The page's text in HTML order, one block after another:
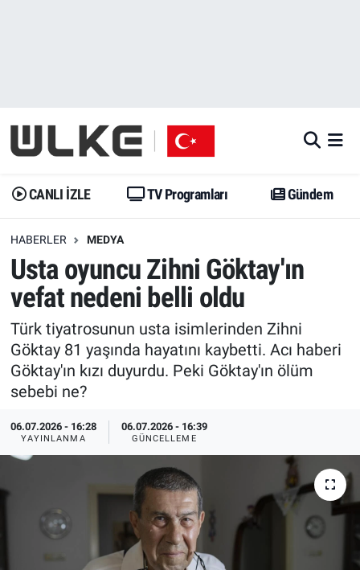
CANLI İZLE TV Programları Gündem
HABERLER MEDYA
Usta oyuncu Zihni Göktay'ın
vefat nedeni belli oldu
Türk tiyatrosunun usta isimlerinden Zihni
Göktay 81 yaşında hayatını kaybetti. Acı haberi
Göktay'ın kızı duyurdu. Peki Göktay'ın ölüm
sebebi ne?
06.07.2026 - 16:28
YAYINLANMA
06.07.2026 - 16:39
GÜNCELLEME
Gündem
Dünya
Erişim Bilgileri
Ekonomi
Trend
Özel Haberler
Yazarlar
Gündem
Trend
Erişim Bilgileri
Spor
Ekonomi
Dünya
Medya
Kadın
Erişim Bilgileri
İstanbul Namaz Vakitleri
Trafik Durumu
Erişim Bilgileri
Tüm Manşetler
Son Dakika Haberleri
Haber Arşivi